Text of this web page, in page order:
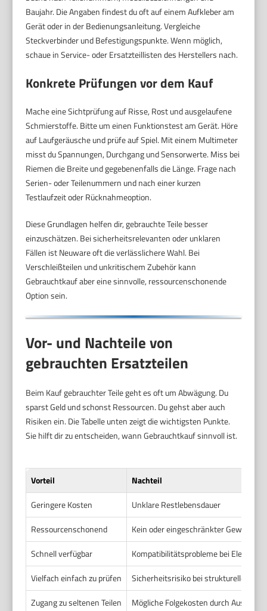
Baujahr. Die Angaben findest du oft auf einem Aufkleber am
Gerät oder in der Bedienungsanleitung. Vergleiche
Steckverbinder und Befestigungspunkte. Wenn möglich,
schaue in Service- oder Ersatzteillisten des Herstellers nach.
Konkrete Prüfungen vor dem Kauf
Mache eine Sichtprüfung auf Risse, Rost und ausgelaufene
Schmierstoffe. Bitte um einen Funktionstest am Gerät. Höre
auf Laufgeräusche und prüfe auf Spiel. Mit einem Multimeter
misst du Spannungen, Durchgang und Sensorwerte. Miss bei
Riemen die Breite und gegebenenfalls die Länge. Frage nach
Serien- oder Teilenummern und nach einer kurzen
Testlaufzeit oder Rücknahmeoption.
Diese Grundlagen helfen dir, gebrauchte Teile besser
einzuschätzen. Bei sicherheitsrelevanten oder unklaren
Fällen ist Neuware oft die verlässlichere Wahl. Bei
Verschleißteilen und unkritischem Zubehör kann
Gebrauchtkauf aber eine sinnvolle, ressourcenschonende
Option sein.
Vor- und Nachteile von
gebrauchten Ersatzteilen
Beim Kauf gebrauchter Teile geht es oft um Abwägung. Du
sparst Geld und schonst Ressourcen. Du gehst aber auch
Risiken ein. Die Tabelle unten zeigt die wichtigsten Punkte.
Sie hilft dir zu entscheiden, wann Gebrauchtkauf sinnvoll ist.
Vorteil
Nachteil
Geringere Kosten
Unklare Restlebensdauer
Ressourcenschonend
Kein oder eingeschränkter
Schnell verfügbar
Kompatibilitätsprobleme bei Elektronik
Vielfach einfach zu prüfen
Sicherheitsrisiko bei strukturellen
Zugang zu seltenen Teilen
Mögliche Folgekosten durch Ausfall